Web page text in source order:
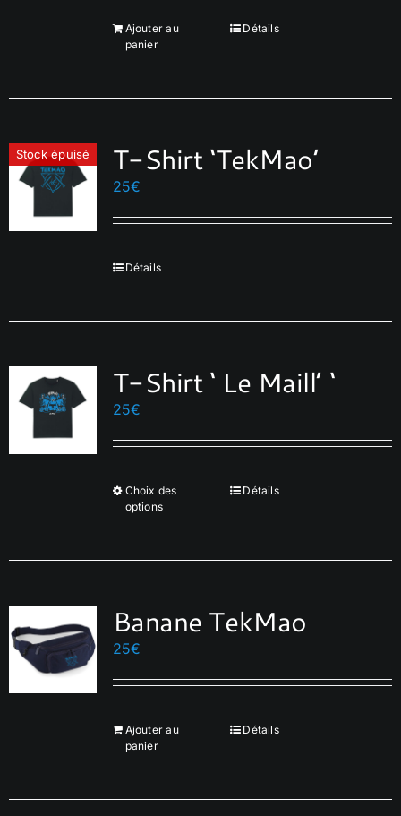
Ajouter au
panier
Détails
Stock épuisé T-Shirt ‘TekMao’
25€
Détails
T-Shirt ‘ Le Maill’ ‘
25€
Choix des
options
Ce
plusieurs
Les
être
sur
Détails
Banane TekMao
25€
Ajouter au
panier
Détails